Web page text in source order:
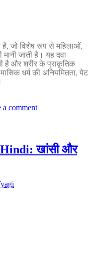
है, जो विशेष रूप से महिलाओं,
जाती है। यह दवा
है और शरीर के प्राकृतिक
धर्म की अनियमितता, पेट
a comment
खांसी और